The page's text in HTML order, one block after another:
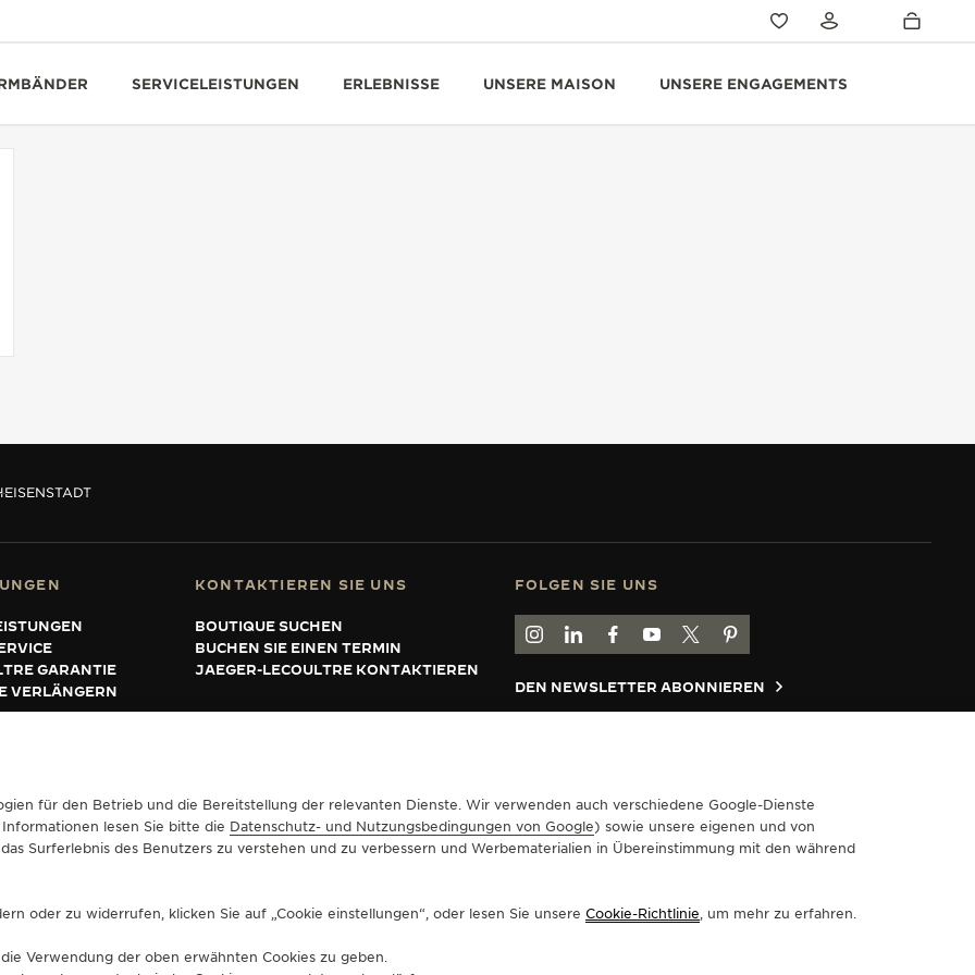
SERVICELEISTUNGEN ERLEBNISSE UNSERE MAISON UNSERE ENGAGEMENTS
EISENSTADT
GARANTIE
VERLÄNGERN
KONTAKTIEREN SIE UNS
BOUTIQUE SUCHEN
BUCHEN SIE EINEN TERMIN
JAEGER-LECOULTRE KONTAKTIEREN
FOLGEN SIE UNS
GEHEN SIE ZUR INSTAGRAM-SEITE VON JAEGER-
GEHEN SIE ZUR LINKEDIN-SEITE VON JAEGER-
BESUCHEN SIE DIE FACEBOOK-SEITE VON
GEHEN SIE ZUR YOUTUBE-SEITE VON
RUFEN SIE DIE TWITTER-SEITE VON
GEHEN SIE ZUR PINTEREST-
DEN NEWSLETTER ABONNIEREN
COOKIE-RICHTLINIEERKLÄRUNG ZUR BARRIEREFREIHEIT – WCAGMEINE ZUGÄNGLICHKEIT VERWALTEN
für den Betrieb und die Bereitstellung der relevanten Dienste. Wir verwenden auch verschiedene Google-Dienste
lesen Sie bitte die Datenschutz- und Nutzungsbedingungen von Google) sowie unsere eigenen und von
Surferlebnis des Benutzers zu verstehen und zu verbessern und Werbematerialien in Übereinstimmung mit den während
oder zu widerrufen, klicken Sie auf „Cookie einstellungen“, oder lesen Sie unsere Cookie-Richtlinie, um mehr zu erfahren.
Verwendung der oben erwähnten Cookies zu geben.